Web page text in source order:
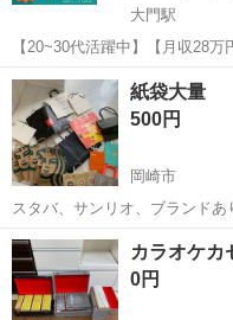
大門駅
【20~30代活躍中】【月収28
ー！重量物少なめのコツモク
詳細情報 ＼自動車部品の機械オペレータ
【自動車部品の...
愛知 岡崎市 大門駅
紙袋大量
500円
岡崎市
スタバ、サンリオ、ブランドあ
愛知 岡崎市
カラオケカ
0円